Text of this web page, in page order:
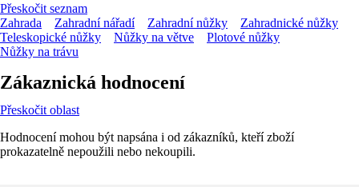
Přeskočit seznam
Zahrada
Zahradní nářadí Zahradní nůžky
Zahradnické nůžky
Teleskopické nůžky
Nůžky na větve
Plotové nůžky
Nůžky na trávu
Zákaznická hodnocení
Přeskočit oblast
Hodnocení mohou být napsána i od zákazníků, kteří zboží
prokazatelně nepoužili nebo nekoupili.